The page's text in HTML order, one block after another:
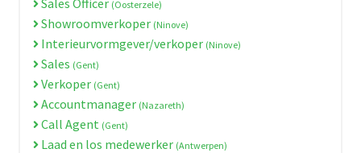
(Oosterzele)
Showroomverkoper (Ninove)
Interieurvormgever/verkoper (Ninove)
Sales (Gent)
Verkoper (Gent)
Accountmanager (Nazareth)
Call Agent (Gent)
Laad en los medewerker (Antwerpen)